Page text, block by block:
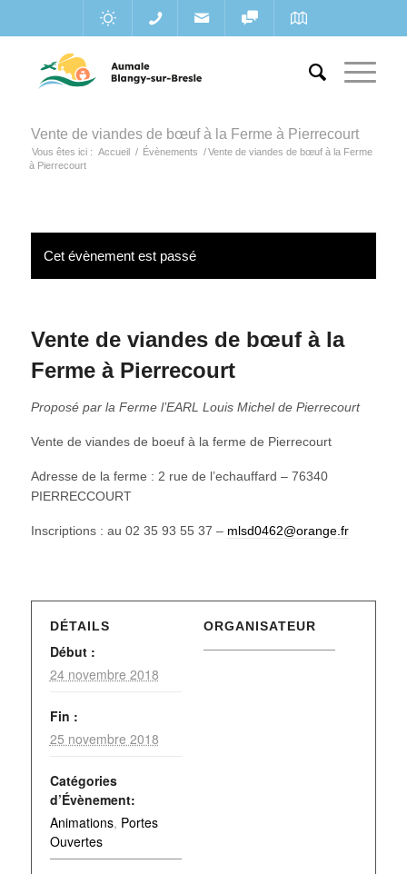
Vente de viandes de bœuf à la Ferme à Pierrecourt
Vous êtes ici : Accueil / Évènements / Vente de viandes de bœuf à la Ferme
à Pierrecourt
Cet évènement est passé
Vente de viandes de bœuf à la
Ferme à Pierrecourt
Proposé par la Ferme l’EARL Louis Michel de Pierrecourt
Vente de viandes de boeuf à la ferme de Pierrecourt
Adresse de la ferme : 2 rue de l’echauffard – 76340
PIERRECCOURT
Inscriptions : au 02 35 93 55 37 – mlsd0462@orange.fr
DÉTAILS
Début :
24 novembre 2018
Fin :
25 novembre 2018
Catégories
d’Évènement:
Animations, Portes
Ouvertes
ORGANISATEUR